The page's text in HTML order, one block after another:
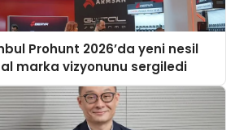
Prohunt 2026’da yeni nesil
marka vizyonunu sergiledi